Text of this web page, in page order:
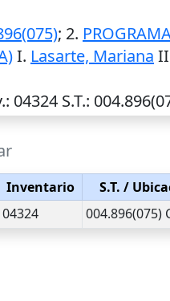
; 2.
I. Lasarte, Mariana
: 04324 S.T.:
Inventario S.T. /
04324 004.896(075)